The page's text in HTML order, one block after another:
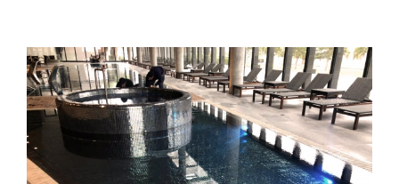
Náutico